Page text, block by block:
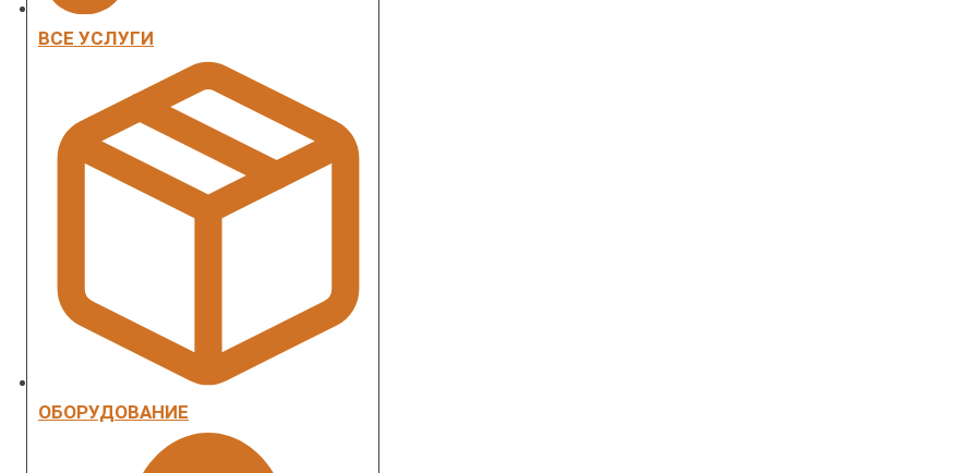
ВСЕ УСЛУГИ
ОБОРУДОВАНИЕ